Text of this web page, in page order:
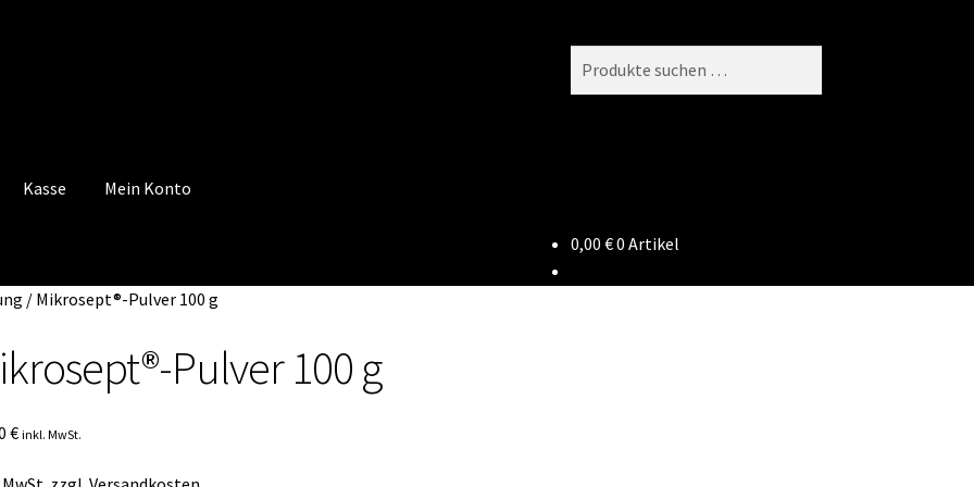
Kasse Mein Konto
0,00 €0 Artikel
/ Mikrosept®-Pulver 100 g
Pulver 100 g
€ inkl. MwSt.